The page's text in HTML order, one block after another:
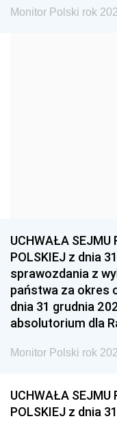
1975
1939
1936
Monitor Polski rok
UCHWAŁA SEJMU
POLSKIEJ z dnia
sprawozdania z
państwa za okres
dnia 31 grudnia
absolutorium dla
Monitor Polski rok
UCHWAŁA SEJMU
POLSKIEJ z dnia